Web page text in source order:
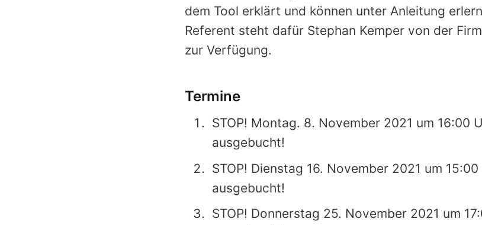
dem Tool erklärt und können unter Anleitung
Referent steht dafür Stephan Kemper von der
zur Verfügung.
Termine
STOP! Montag. 8. November 2021 um 16:00
ausgebucht!
STOP! Dienstag 16. November 2021 um
ausgebucht!
STOP! Donnerstag 25. November 2021 um